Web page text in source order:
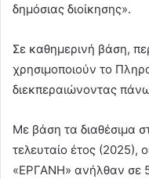
δημόσιας διοίκησης».
Σε καθημερινή βάση,
χρησιμοποιούν το
διεκπεραιώνοντας
Με βάση τα διαθέσιμα
τελευταίο έτος (2025),
«ΕΡΓΑΝΗ» ανήλθαν σε